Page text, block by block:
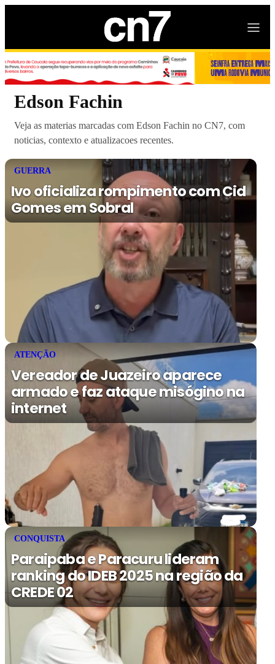
Edson Fachin
Veja as materias marcadas com Edson Fachin no CN7, com
noticias, contexto e atualizacoes recentes.
GUERRA
Ivo oficializa rompimento com Cid
Gomes em Sobral
ATENÇÃO
Vereador de Juazeiro aparece
armado e faz ataque misógino na
internet
CONQUISTA
Paraipaba e Paracuru lideram
ranking do IDEB 2025 na região da
CREDE 02